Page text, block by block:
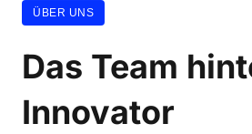
ÜBER UNS
Das Team
Innovator